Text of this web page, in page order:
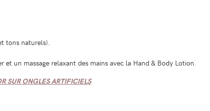
tons naturels).
un massage relaxant des mains avec la Hand & Body Lotion.
SUR ONGLES ARTIFICIELS